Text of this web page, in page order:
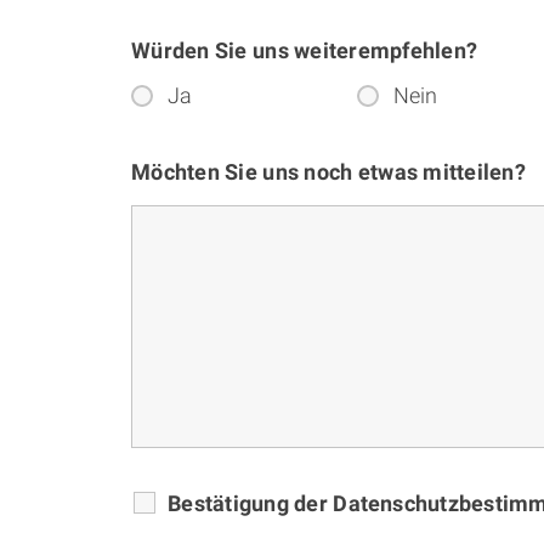
Würden Sie uns weiterempfehlen?
Ja Nein
Möchten Sie uns noch etwas mitteilen?
Bestätigung der